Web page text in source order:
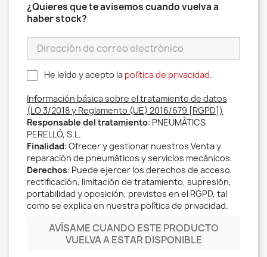
¿Quieres que te avisemos cuando vuelva a
haber stock?
He leído y acepto la política de privacidad.
Información básica sobre el tratamiento de datos
(LO 3/2018 y Reglamento (UE) 2016/679 [RGPD])
Responsable del tratamiento: PNEUMÀTICS
PERELLÓ, S.L.
Finalidad: Ofrecer y gestionar nuestros Venta y
reparación de pneumáticos y servicios mecánicos.
Derechos: Puede ejercer los derechos de acceso,
rectificación, limitación de tratamiento, supresión,
portabilidad y oposición, previstos en el RGPD, tal
como se explica en nuestra política de privacidad.
AVÍSAME CUANDO ESTE PRODUCTO
VUELVA A ESTAR DISPONIBLE